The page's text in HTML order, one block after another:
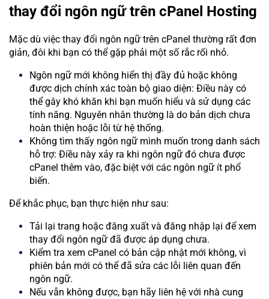
thay đổi ngôn ngữ trên cPanel Hosting
Mặc dù việc thay đổi ngôn ngữ trên cPanel thường rất đơn
giản, đôi khi bạn có thể gặp phải một số rắc rối nhỏ.
Ngôn ngữ mới không hiển thị đầy đủ hoặc không
được dịch chính xác toàn bộ giao diện: Điều này có
thể gây khó khăn khi bạn muốn hiểu và sử dụng các
tính năng. Nguyên nhân thường là do bản dịch chưa
hoàn thiện hoặc lỗi từ hệ thống.
Không tìm thấy ngôn ngữ mình muốn trong danh sách
hỗ trợ: Điều này xảy ra khi ngôn ngữ đó chưa được
cPanel thêm vào, đặc biệt với các ngôn ngữ ít phổ
biến.
Để khắc phục, bạn thực hiện như sau:
Tải lại trang hoặc đăng xuất và đăng nhập lại để xem
thay đổi ngôn ngữ đã được áp dụng chưa.
Kiểm tra xem cPanel có bản cập nhật mới không, vì
phiên bản mới có thể đã sửa các lỗi liên quan đến
ngôn ngữ.
Nếu vẫn không được, bạn hãy liên hệ với nhà cung